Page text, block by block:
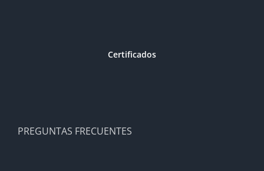
Certificados
PREGUNTAS FRECUENTES